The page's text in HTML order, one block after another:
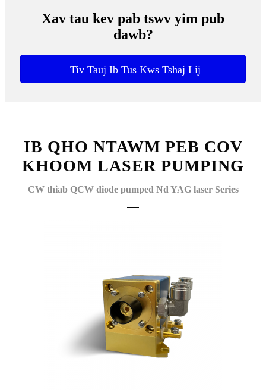
Xav tau kev pab tswv yim pub
dawb?
Tiv Tauj Ib Tus Kws Tshaj Lij
IB QHO NTAWM PEB COV
KHOOM LASER PUMPING
CW thiab QCW diode pumped Nd YAG laser Series